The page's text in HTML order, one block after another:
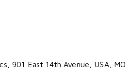
901 East 14th Avenue, USA, MO